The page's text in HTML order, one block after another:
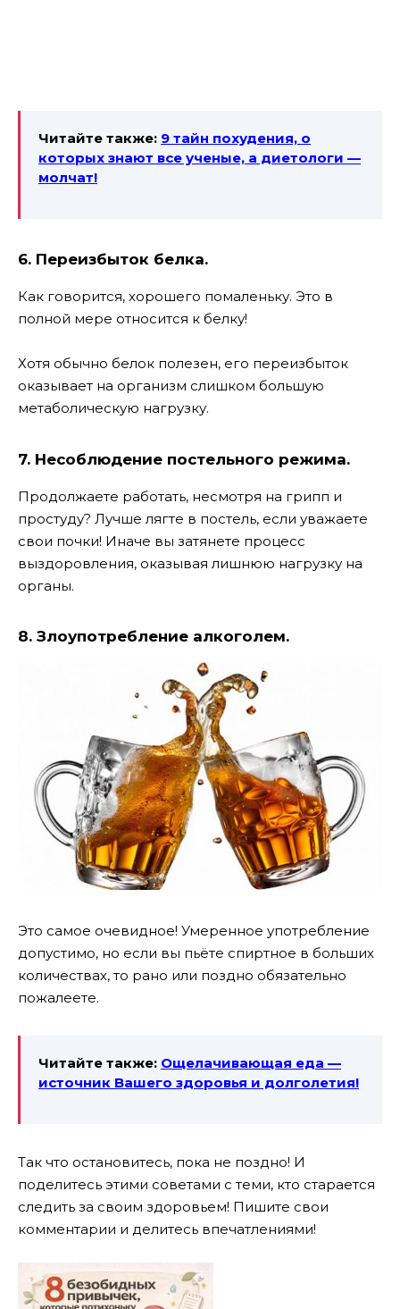
Читайте также: 9 тайн похудения, о
которых знают все ученые, а диетологи —
молчат!
6. Переизбыток белка.
Как говорится, хорошего помаленьку. Это в
полной мере относится к белку!
Хотя обычно белок полезен, его переизбыток
оказывает на организм слишком большую
метаболическую нагрузку.
7. Несоблюдение постельного режима.
Продолжаете работать, несмотря на грипп и
простуду? Лучше лягте в постель, если уважаете
свои почки! Иначе вы затянете процесс
выздоровления, оказывая лишнюю нагрузку на
органы.
8. Злоупотребление алкоголем.
Это самое очевидное! Умеренное употребление
допустимо, но если вы пьёте спиртное в больших
количествах, то рано или поздно обязательно
пожалеете.
Читайте также: Ощелачивающая еда —
источник Вашего здоровья и долголетия!
Так что остановитесь, пока не поздно! И
поделитесь этими советами с теми, кто старается
следить за своим здоровьем! Пишите свои
комментарии и делитесь впечатлениями!